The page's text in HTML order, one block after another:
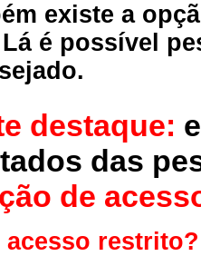
existe a
é possível
destaque:
das
de
restrito?